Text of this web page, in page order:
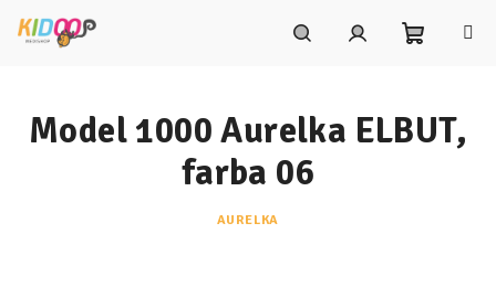
košík
Model 1000 Aurelka ELBUT,
farba 06
AURELKA